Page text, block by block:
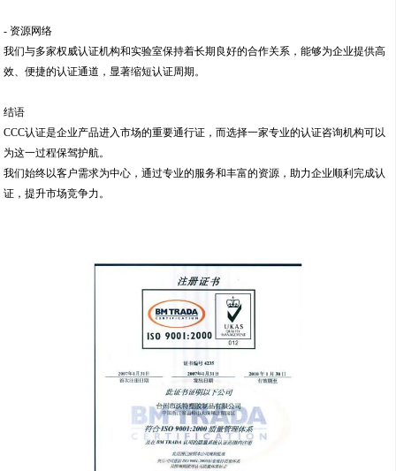
- 资源网络
我们与多家权威认证机构和实验室保持着长期良好的合作关系，能够为企业提供高
效、便捷的认证通道，显著缩短认证周期。
结语
CCC认证是企业产品进入市场的重要通行证，而选择一家专业的认证咨询机构可以
为这一过程保驾护航。
我们始终以客户需求为中心，通过专业的服务和丰富的资源，助力企业顺利完成认
证，提升市场竞争力。